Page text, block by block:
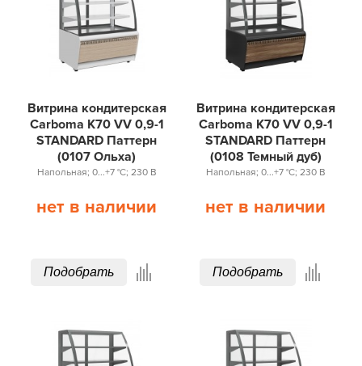
Витрина кондитерская
Carboma K70 VV 0,9-1
STANDARD Паттерн
(0107 Ольха)
Напольная; 0...+7 °С; 230 В
нет в наличии
Подобрать
Витрина кондитерская
Carboma K70 VV 0,9-1
STANDARD Паттерн
(0108 Темный дуб)
Напольная; 0...+7 °С; 230 В
нет в наличии
Подобрать